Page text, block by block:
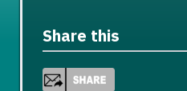
Share this